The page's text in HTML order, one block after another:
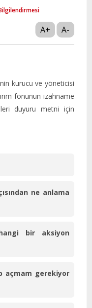
A+ A-
kurucu ve yöneticisi
fonunun izahname
duyuru metni için
ne anlama
bir aksiyon
açmam gerekiyor